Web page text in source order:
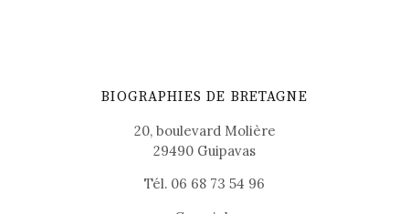
BIOGRAPHIES DE BRETAGNE
20, boulevard Molière
29490 Guipavas
Tél. 06 68 73 54 96